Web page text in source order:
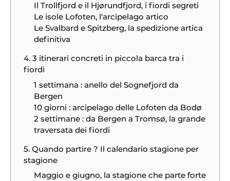
Il Trollfjord e il Hjørundfjord, i fiordi segreti
Le isole Lofoten, l'arcipelago artico
Le Svalbard e Spitzberg, la spedizione artica
definitiva
4. 3 itinerari concreti in piccola barca tra i
fiordi
1 settimana : anello del Sognefjord da
Bergen
10 giorni : arcipelago delle Lofoten da Bodø
2 settimane : da Bergen a Tromsø, la grande
traversata dei fiordi
5. Quando partire ? Il calendario stagione per
stagione
Maggio e giugno, la stagione che parte forte